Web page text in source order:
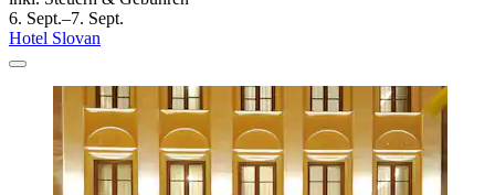
6. Sept.–7. Sept.
Hotel Slovan